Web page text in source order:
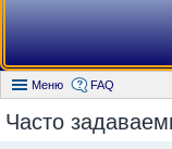
Меню FAQ
Часто